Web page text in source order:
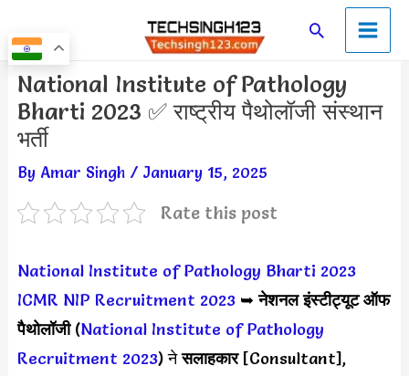
to
content
SearchMain
Menu
National Institute of Pathology
Bharti 2023 ✅ राष्ट्रीय पैथोलॉजी संस्थान
भर्ती
By Amar Singh / January 15, 2025
Rate this post
National Institute of Pathology Bharti 2023
ICMR NIP Recruitment 2023➥नेशनल इंस्टीट्यूट ऑफ
पैथोलॉजी(National Institute of Pathology
Recruitment 2023) नेसलाहकार[Consultant],
Post
navigation